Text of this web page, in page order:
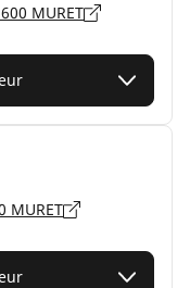
MURET
MURET